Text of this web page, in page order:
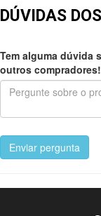
DÚVIDAS
Tem alguma dúvida
outros compradores!
Enviar pergunta